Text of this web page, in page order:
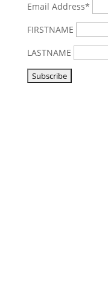
Email Address*
FIRSTNAME
LASTNAME